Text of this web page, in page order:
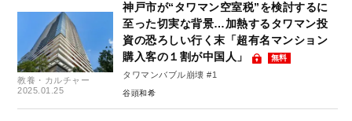
教養・カルチャー
2025.01.25
神戸市が“タワマン空室税”を検討するに
至った切実な背景…加熱するタワマン投
資の恐ろしい行く末「超有名マンション
購入客の１割が中国人」
無料
タワマンバブル崩壊 #1
谷頭和希